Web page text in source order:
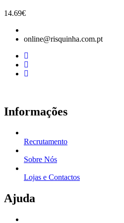
14.69€
online@risquinha.com.pt
Informações
Recrutamento
Sobre Nós
Lojas e Contactos
Ajuda